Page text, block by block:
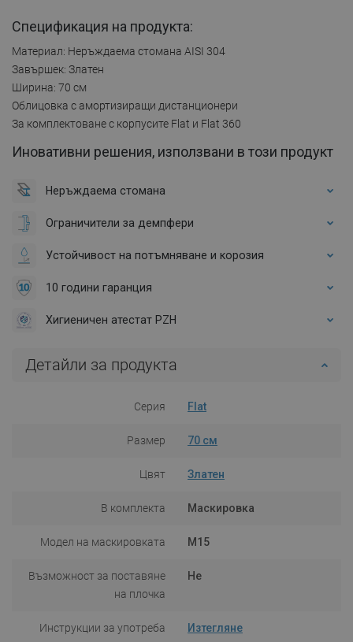
Спецификация на продукта:
Материал: Неръждаема стомана AISI 304
Завършек: Златен
Ширина: 70 см
Облицовка с амортизиращи дистанционери
За комплектоване с корпусите Flat и Flat 360
Иновативни решения, използвани в този продукт
Неръждаема стомана
Ограничители за демпфери
Устойчивост на потъмняване и корозия
10 години гаранция
Хигиеничен атестат PZH
Детайли за продукта
Серия Flat
Размер 70 см
Цвят Златен
В комплекта Маскировка
Модел на маскировката M15
Възможност за поставяне
на плочка
Не
Инструкции за употреба Изтегляне